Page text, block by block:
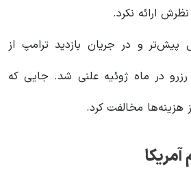
ارائه نکرد.
پیش‌تر و در جریان بازدید ترامپ از
رزرو در ماه ژوئیه علنی شد. جایی که
هزینه‌ها مخالفت کرد.